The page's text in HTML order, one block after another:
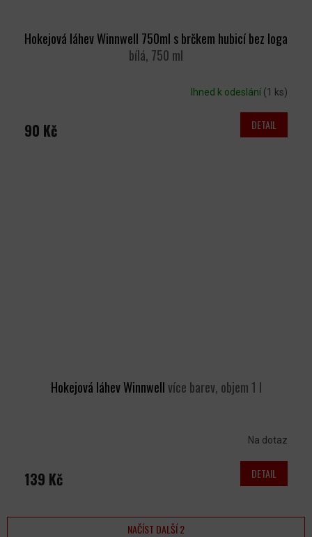
Hokejová láhev Winnwell 750ml s brčkem hubicí bez loga
bílá, 750 ml
Ihned k odeslání (1 ks)
90 Kč DETAIL
Hokejová láhev Winnwellvíce barev, objem 1 l
Na dotaz
139 Kč DETAIL
NAČÍST DALŠÍ 2